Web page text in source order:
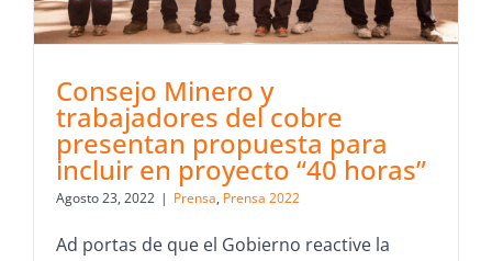
Consejo Minero y
trabajadores del cobre
presentan propuesta para
incluir en proyecto “40 horas”
Agosto 23, 2022 | Prensa, Prensa 2022
Ad portas de que el Gobierno reactive la